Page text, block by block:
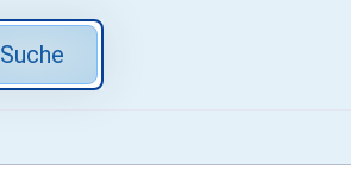
Suche